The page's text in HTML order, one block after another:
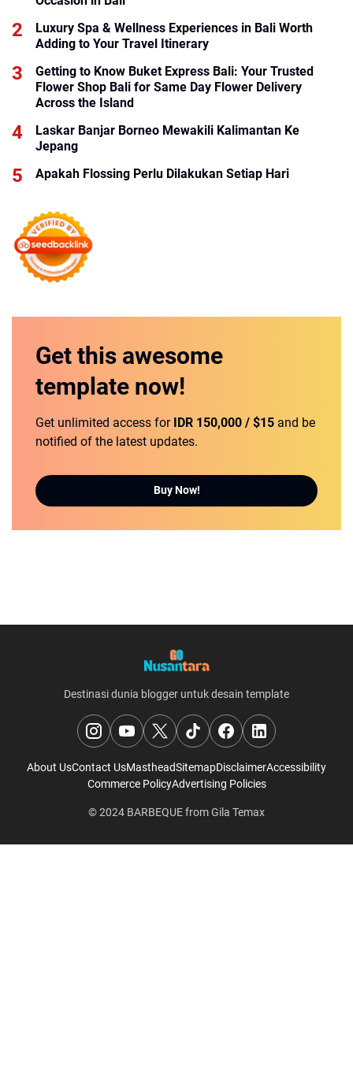
Luxury Spa & Wellness Experiences in Bali Worth
Adding to Your Travel Itinerary
Getting to Know Buket Express Bali: Your Trusted
Flower Shop Bali for Same Day Flower Delivery
Across the Island
Laskar Banjar Borneo Mewakili Kalimantan Ke
Jepang
Apakah Flossing Perlu Dilakukan Setiap Hari
Get this awesome
template now!
Get unlimited access for IDR 150,000 / $15 and be
notified of the latest updates.
Buy Now!
Destinasi dunia blogger untuk desain template
About UsContact UsMastheadSitemapDisclaimerAccessibility
Commerce PolicyAdvertising Policies
© 2024 BARBEQUEfromGila Temax